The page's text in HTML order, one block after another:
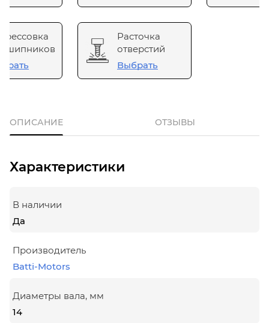
Расточка
отверстий
Выбрать
ОПИСАНИЕ ОТЗЫВЫ
Характеристики
В наличии
Да
Производитель
Batti-Motors
Диаметры вала, мм
14